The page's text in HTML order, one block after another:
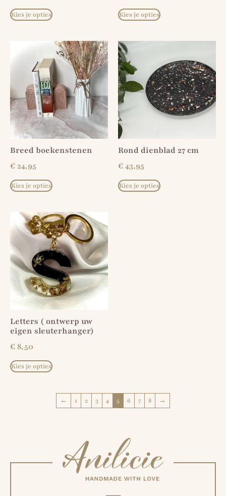
Kies je opties Kies je opties
Breed boekenstenen
€24,95
Kies je opties
Rond dienblad 27 cm
€43,95
Kies je opties
Letters ( ontwerp uw
eigen sleuterhanger)
€8,50
Kies je opties
← 1 2 3 4 5 6 7 8 →